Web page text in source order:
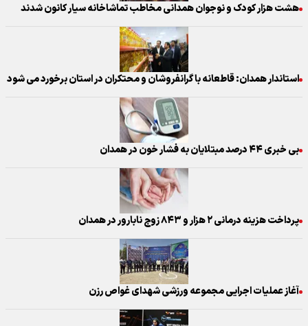
هشت هزار کودک و نوجوان همدانی مخاطب تماشاخانه سیار کانون شدند
استاندار همدان: قاطعانه با گرانفروشان و محتکران در استان برخورد می‌ شود
بی خبری ۴۴ درصد مبتلایان به فشار خون در همدان
پرداخت هزینه درمانی ۲ هزار و ۸۴۳ زوج نابارور در همدان
آغاز عملیات اجرایی مجموعه ورزشی شهدای غواص رزن